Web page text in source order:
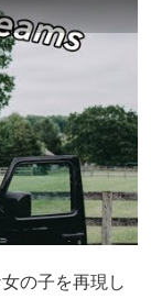
の子を再現し